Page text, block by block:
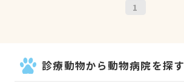
1
診療動物から動物病院を探す